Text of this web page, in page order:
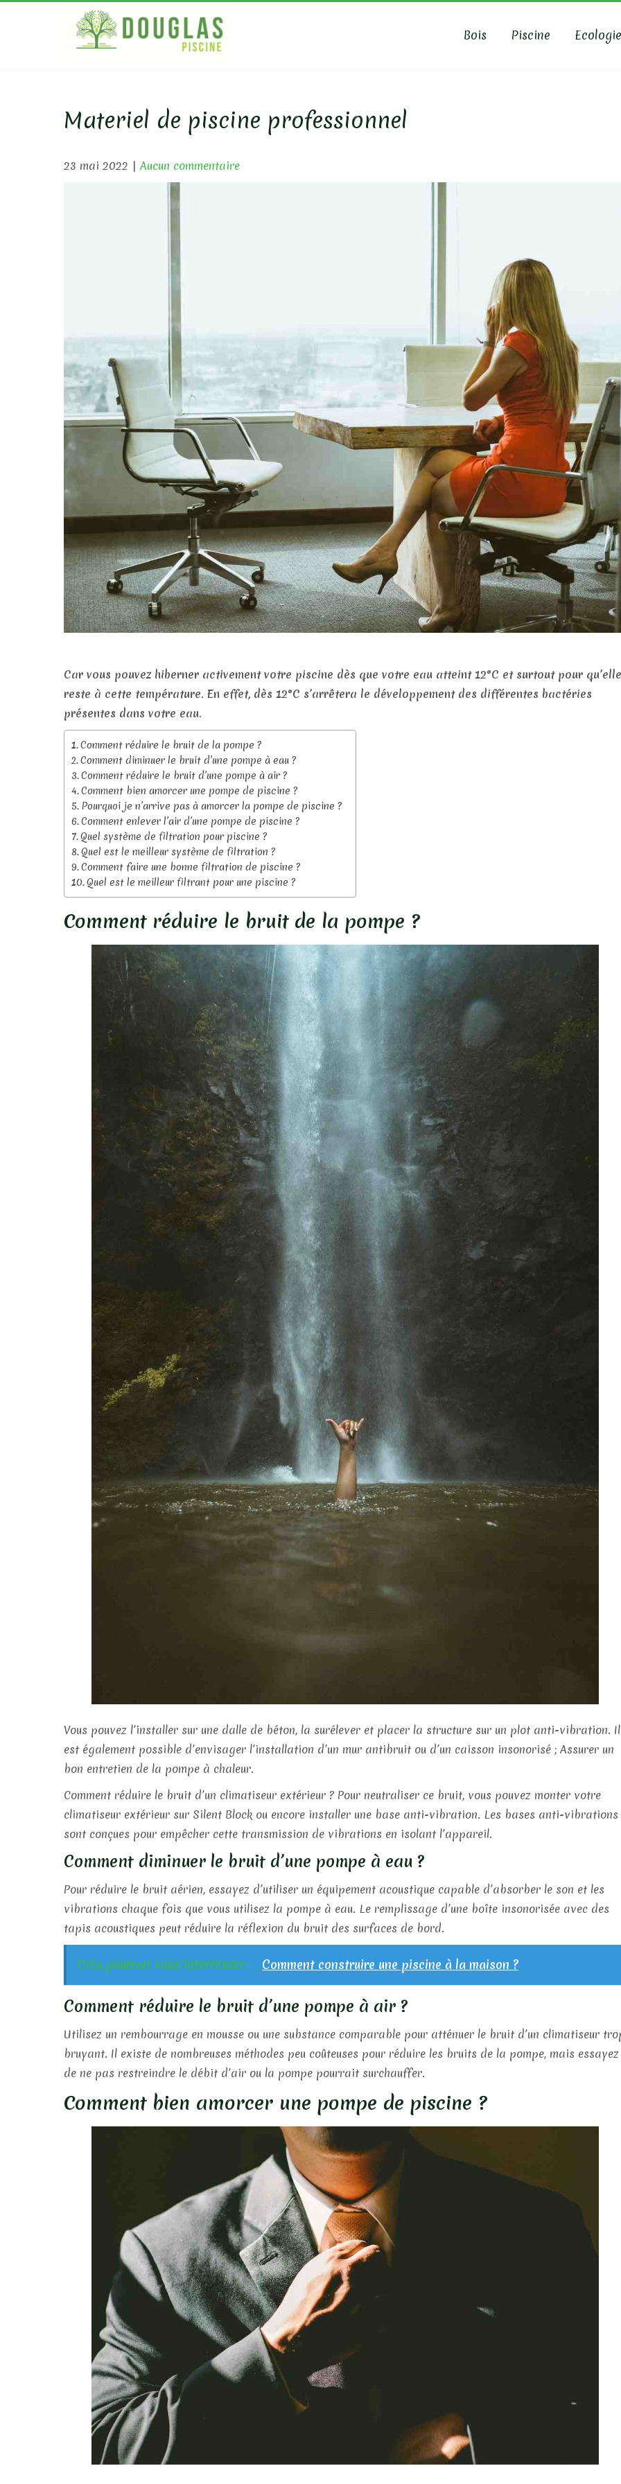
Bois Piscine Ecologie
Materiel de piscine professionnel
23 mai 2022 | Aucun commentaire
Car vous pouvez hiberner activement votre piscine dès que votre eau atteint 12°C et surtout pour qu’elle
reste à cette température. En effet, dès 12°C s’arrêtera le développement des différentes bactéries
présentes dans votre eau.
Comment réduire le bruit de la pompe ?
Comment diminuer le bruit d’une pompe à eau ?
Comment réduire le bruit d’une pompe à air ?
Comment bien amorcer une pompe de piscine ?
Pourquoi je n’arrive pas à amorcer la pompe de piscine ?
Comment enlever l’air d’une pompe de piscine ?
Quel système de filtration pour piscine ?
Quel est le meilleur système de filtration ?
Comment faire une bonne filtration de piscine ?
Quel est le meilleur filtrant pour une piscine ?
Comment réduire le bruit de la pompe ?
Vous pouvez l’installer sur une dalle de béton, la surélever et placer la structure sur un plot anti-vibration. Il
est également possible d’envisager l’installation d’un mur antibruit ou d’un caisson insonorisé ; Assurer un
bon entretien de la pompe à chaleur.
Comment réduire le bruit d’un climatiseur extérieur ? Pour neutraliser ce bruit, vous pouvez monter votre
climatiseur extérieur sur Silent Block ou encore installer une base anti-vibration. Les bases anti-vibrations
sont conçues pour empêcher cette transmission de vibrations en isolant l’appareil.
Comment diminuer le bruit d’une pompe à eau ?
Pour réduire le bruit aérien, essayez d’utiliser un équipement acoustique capable d’absorber le son et les
vibrations chaque fois que vous utilisez la pompe à eau. Le remplissage d’une boîte insonorisée avec des
tapis acoustiques peut réduire la réflexion du bruit des surfaces de bord.
Cela pourrait vous interrésser : Comment construire une piscine à la maison ?
Comment réduire le bruit d’une pompe à air ?
Utilisez un rembourrage en mousse ou une substance comparable pour atténuer le bruit d’un climatiseur
bruyant. Il existe de nombreuses méthodes peu coûteuses pour réduire les bruits de la pompe, mais essayez
de ne pas restreindre le débit d’air ou la pompe pourrait surchauffer.
Comment bien amorcer une pompe de piscine ?